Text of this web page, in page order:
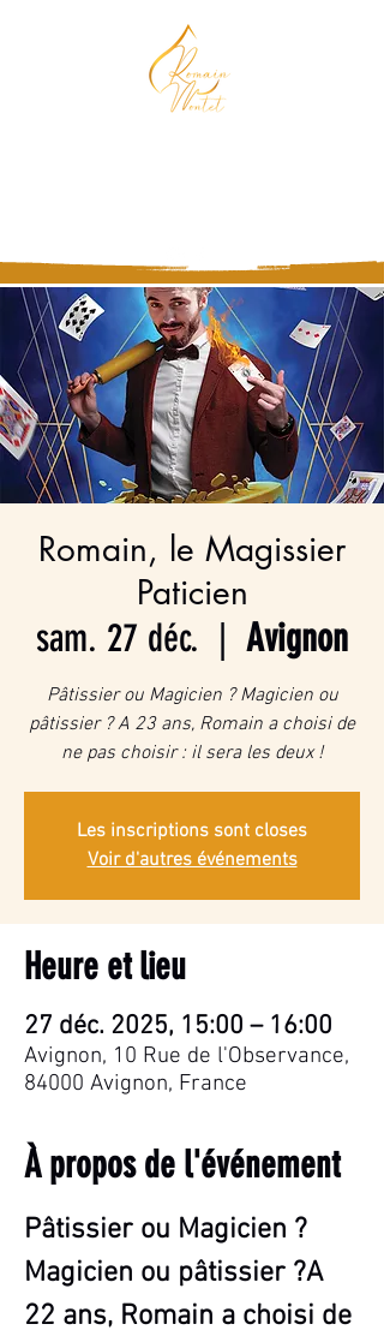
Romain, le Magissier
Paticien
sam. 27 déc.
  |
Avignon
Pâtissier ou Magicien ? Magicien ou
pâtissier ? A 23 ans, Romain a choisi de
ne pas choisir : il sera les deux !
Les inscriptions sont closes
Voir d'autres événements
Heure et lieu
27 déc. 2025, 15:00 – 16:00
Avignon, 10 Rue de l'Observance,
84000 Avignon, France
À propos de l'événement
Pâtissier ou Magicien ?
Magicien ou pâtissier ?A
22 ans, Romain a choisi de